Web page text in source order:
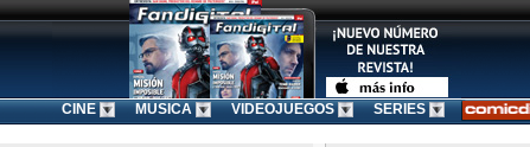
CINE MUSICA VIDEOJUEGOS SERIES